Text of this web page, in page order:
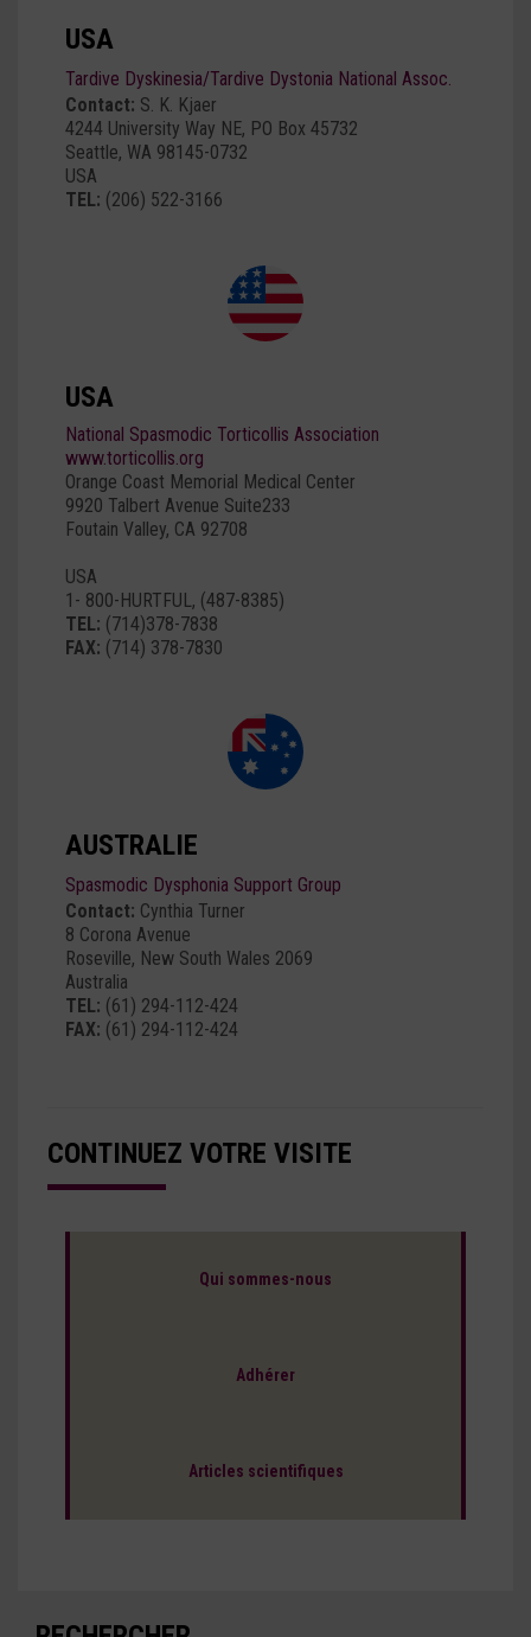
USA
Tardive Dyskinesia/Tardive Dystonia National Assoc.
Contact: S. K. Kjaer
4244 University Way NE, PO Box 45732
Seattle, WA 98145-0732
USA
TEL: (206) 522-3166
USA
National Spasmodic Torticollis Association
www.torticollis.org
Orange Coast Memorial Medical Center
9920 Talbert Avenue Suite233
Foutain Valley, CA 92708
USA
1- 800-HURTFUL, (487-8385)
TEL: (714)378-7838
FAX: (714) 378-7830
AUSTRALIE
Spasmodic Dysphonia Support Group
Contact: Cynthia Turner
8 Corona Avenue
Roseville, New South Wales 2069
Australia
TEL: (61) 294-112-424
FAX: (61) 294-112-424
CONTINUEZ VOTRE VISITE
Qui sommes-nous
Adhérer
Articles scientifiques